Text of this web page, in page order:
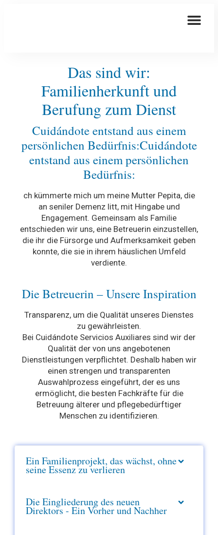
Das sind wir:
Familienherkunft und
Berufung zum Dienst
Cuidándote entstand aus einem
persönlichen Bedürfnis:Cuidándote
entstand aus einem persönlichen
Bedürfnis:
ch kümmerte mich um meine Mutter Pepita, die
an seniler Demenz litt, mit Hingabe und
Engagement. Gemeinsam als Familie
entschieden wir uns, eine Betreuerin einzustellen,
die ihr die Fürsorge und Aufmerksamkeit geben
konnte, die sie in ihrem häuslichen Umfeld
verdiente.
Die Betreuerin – Unsere Inspiration
Transparenz, um die Qualität unseres Dienstes
zu gewährleisten.
Bei Cuidándote Servicios Auxiliares sind wir der
Qualität der von uns angebotenen
Dienstleistungen verpflichtet. Deshalb haben wir
einen strengen und transparenten
Auswahlprozess eingeführt, der es uns
ermöglicht, die besten Fachkräfte für die
Betreuung älterer und pflegebedürftiger
Menschen zu identifizieren.
Ein Familienprojekt, das wächst, ohne
seine Essenz zu verlieren
Die Eingliederung des neuen
Direktors - Ein Vorher und Nachher